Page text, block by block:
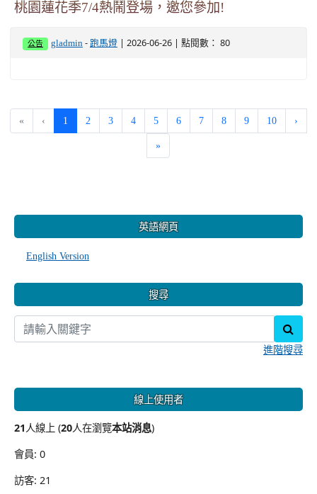
桃園蓮花季7/4熱鬧登場，邀您參加!
公告 gladmin - 跑馬燈 | 2026-06-26 | 點閱數： 80
« ‹ 1 (current)
2 3 4 5 6 7 8 9 10 ›
»
英語網頁
English Version
搜尋
進階搜尋
線上使用者
21人線上 (20人在瀏覽本站消息)
會員: 0
訪客: 21